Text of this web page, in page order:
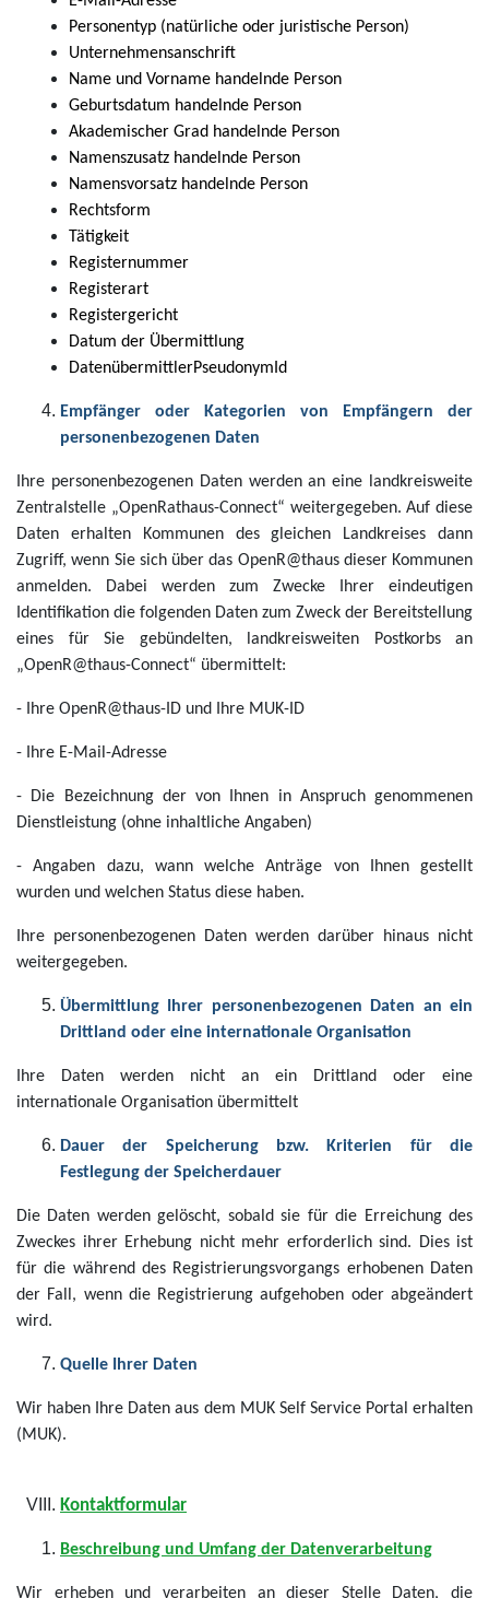
Personentyp (natürliche oder juristische Person)
Unternehmensanschrift
Name und Vorname handelnde Person
Geburtsdatum handelnde Person
Akademischer Grad handelnde Person
Namenszusatz handelnde Person
Namensvorsatz handelnde Person
Rechtsform
Tätigkeit
Registernummer
Registerart
Registergericht
Datum der Übermittlung
DatenübermittlerPseudonymId
Empfänger oder Kategorien von Empfängern der
personenbezogenen Daten
Ihre personenbezogenen Daten werden an eine landkreisweite
Zentralstelle „OpenRathaus-Connect“ weitergegeben. Auf diese
Daten erhalten Kommunen des gleichen Landkreises dann
Zugriff, wenn Sie sich über das OpenR@thaus dieser Kommunen
anmelden. Dabei werden zum Zwecke Ihrer eindeutigen
Identifikation die folgenden Daten zum Zweck der Bereitstellung
eines für Sie gebündelten, landkreisweiten Postkorbs an
„OpenR@thaus-Connect“ übermittelt:
- Ihre OpenR@thaus-ID und Ihre MUK-ID
- Ihre E-Mail-Adresse
- Die Bezeichnung der von Ihnen in Anspruch genommenen
Dienstleistung (ohne inhaltliche Angaben)
- Angaben dazu, wann welche Anträge von Ihnen gestellt
wurden und welchen Status diese haben.
Ihre personenbezogenen Daten werden darüber hinaus nicht
weitergegeben.
Übermittlung Ihrer personenbezogenen Daten an ein
Drittland oder eine internationale Organisation
Ihre Daten werden nicht an ein Drittland oder eine
internationale Organisation übermittelt
Dauer der Speicherung bzw. Kriterien für die
Festlegung der Speicherdauer
Die Daten werden gelöscht, sobald sie für die Erreichung des
Zweckes ihrer Erhebung nicht mehr erforderlich sind. Dies ist
für die während des Registrierungsvorgangs erhobenen Daten
der Fall, wenn die Registrierung aufgehoben oder abgeändert
wird.
Quelle Ihrer Daten
Wir haben Ihre Daten aus dem MUK Self Service Portal erhalten
(MUK).
Kontaktformular
Beschreibung und Umfang der Datenverarbeitung
Wir erheben und verarbeiten an dieser Stelle Daten, die